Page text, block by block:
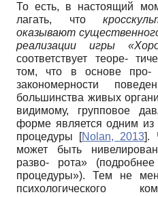
То есть, в настоящий
лагать, что
оказывают
реализации игры
соответствует теоре-
том, что в основе про-
закономерности
большинства живых
видимому, групповое
форме является одним из
процедуры
[Nolan, 2013].
может быть
разво- рота»
процедуры»). Тем не
психологического